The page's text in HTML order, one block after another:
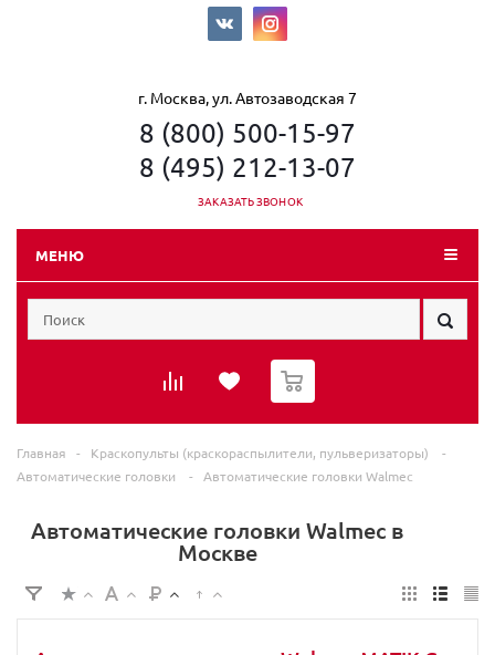
г. Москва, ул. Автозаводская 7
8 (800) 500-15-97
8 (495) 212-13-07
ЗАКАЗАТЬ ЗВОНОК
МЕНЮ
0
Главная - Краскопульты (краскораспылители, пульверизаторы)
-
Автоматические головки
- Автоматические головки Walmec
Автоматические головки Walmec в
Москве